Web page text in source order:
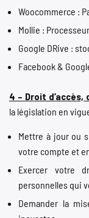
Woocommerce :
Mollie :
Google DRive :
Facebook &
4 – Droit
la législation en
Mettre à jour ou
votre compte et
Exercer votre
personnelles qui
Demander la